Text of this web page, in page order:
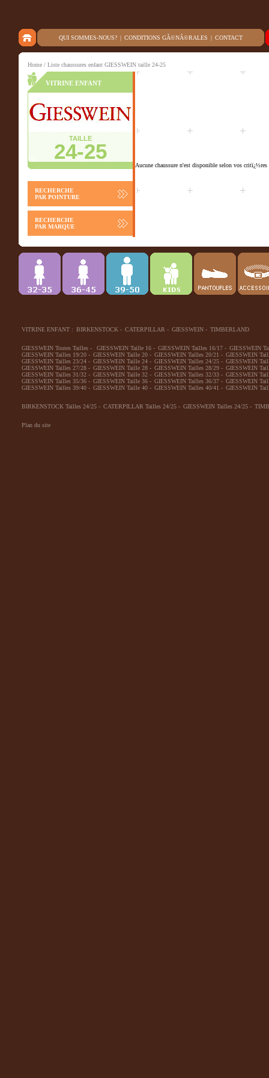
QUI SOMMES-NOUS? | CONDITIONS GÃ©NÃ©RALES | CONTACT
Home / Liste chaussures enfant GIESSWEIN taille 24-25
VITRINE ENFANT
TAILLE
24-25
RECHERCHE
PAR POINTURE
RECHERCHE
PAR MARQUE
Aucune chaussure n'est disponible selon vos critï¿½res
VITRINE ENFANT : BIRKENSTOCK - CATERPILLAR - GIESSWEIN - TIMBERLAND
GIESSWEIN Toutes Tailles - GIESSWEIN Taille 16 - GIESSWEIN Tailles 16/17 - GIESSWEIN
GIESSWEIN Tailles 19/20 - GIESSWEIN Taille 20 - GIESSWEIN Tailles 20/21 - GIESSWEIN
GIESSWEIN Tailles 23/24 - GIESSWEIN Taille 24 - GIESSWEIN Tailles 24/25 - GIESSWEIN
GIESSWEIN Tailles 27/28 - GIESSWEIN Taille 28 - GIESSWEIN Tailles 28/29 - GIESSWEIN
GIESSWEIN Tailles 31/32 - GIESSWEIN Taille 32 - GIESSWEIN Tailles 32/33 - GIESSWEIN
GIESSWEIN Tailles 35/36 - GIESSWEIN Taille 36 - GIESSWEIN Tailles 36/37 - GIESSWEIN
GIESSWEIN Tailles 39/40 - GIESSWEIN Taille 40 - GIESSWEIN Tailles 40/41 - GIESSWEIN
BIRKENSTOCK Tailles 24/25 - CATERPILLAR Tailles 24/25 - GIESSWEIN Tailles 24/25 -
Plan du site